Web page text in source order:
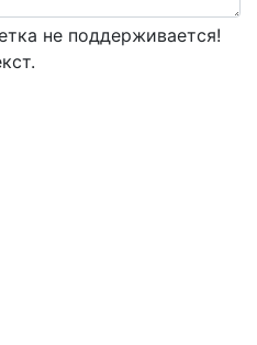
не поддерживается!